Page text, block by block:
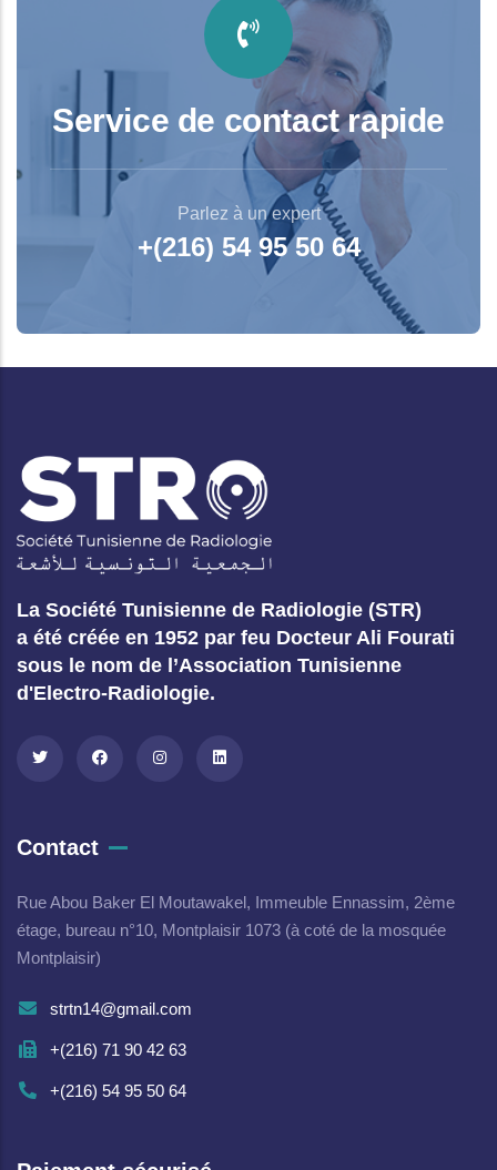
Service de contact rapide
Parlez à un expert
+(216) 54 95 50 64
La Société Tunisienne de Radiologie (STR)
a été créée en 1952 par feu Docteur Ali Fourati
sous le nom de l’Association Tunisienne
d'Electro-Radiologie.
Contact
Rue Abou Baker El Moutawakel, Immeuble Ennassim, 2ème
étage, bureau n°10, Montplaisir 1073 (à coté de la mosquée
Montplaisir)
strtn14@gmail.com
+(216) 71 90 42 63
+(216) 54 95 50 64